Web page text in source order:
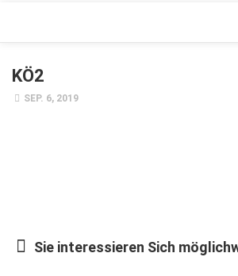
Forschung
KÖ2
SEP. 6, 2019
Sie interessieren Sich